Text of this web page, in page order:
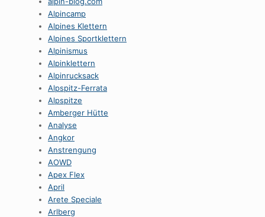
Alpincamp
Alpines Klettern
Alpines Sportklettern
Alpinismus
Alpinklettern
Alpinrucksack
Alpspitz-Ferrata
Alpspitze
Amberger Hütte
Analyse
Angkor
Anstrengung
AOWD
Apex Flex
April
Arete Speciale
Arlberg